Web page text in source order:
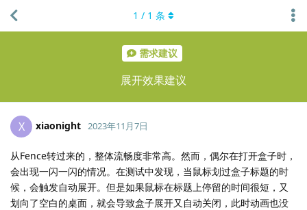
需求建议
展开效果建议
1 / 1 条
X xiaonight 2023年11月7日
从Fence转过来的，整体流畅度非常高。然而，偶尔在打开盒子时，
会出现一闪一闪的情况。在测试中发现，当鼠标划过盒子标题的时
候，会触发自动展开。但是如果鼠标在标题上停留的时间很短，又
划向了空白的桌面，就会导致盒子展开又自动关闭，此时动画也没